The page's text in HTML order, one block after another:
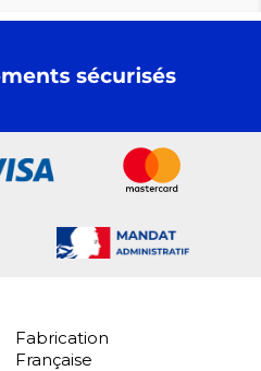
Fabrication
Française